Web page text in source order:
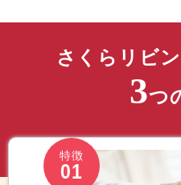
さくらリビ
3つ
特徴
01